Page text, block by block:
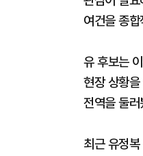
여건을 종
유 후보는
현장 상황
전역을 둘러
최근 유정